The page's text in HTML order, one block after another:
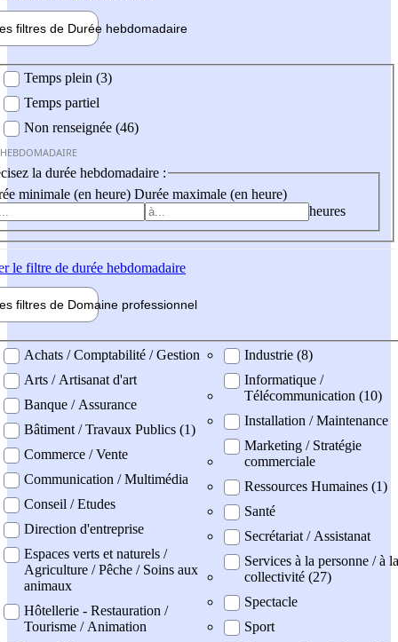
filtres de Durée hebdomadaire
Temps plein (3)
Temps partiel
Non renseignée (46)
la durée hebdomadaire :
minimale (en heure) Durée maximale (en heure)
heures
le filtre de durée hebdomadaire
filtres de Domaine professionnel
professionel
Achats / Comptabilité / Gestion
Arts / Artisanat d'art
Banque / Assurance
Bâtiment / Travaux Publics (1)
Commerce / Vente
Communication / Multimédia
Conseil / Etudes
Direction d'entreprise
Espaces verts et naturels /
Agriculture / Pêche / Soins aux
animaux
Hôtellerie - Restauration /
Tourisme / Animation
Industrie (8)
Informatique /
Télécommunication (10)
Installation / Maintenance
Marketing / Stratégie
commerciale
Ressources Humaines (1)
Santé
Secrétariat / Assistanat
Services à la personne / à la
collectivité (27)
Spectacle
Sport